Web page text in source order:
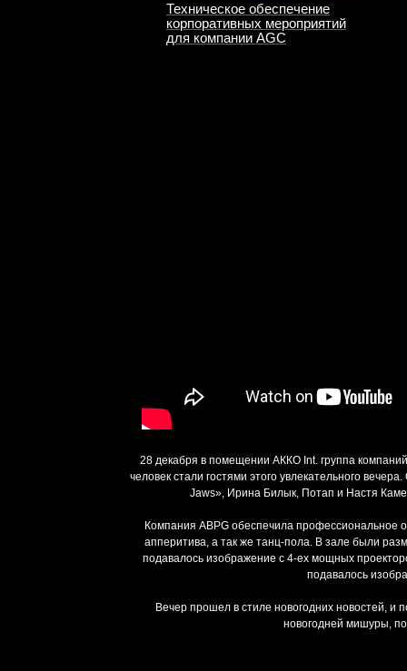
Техническое обеспечение
корпоративных мероприятий
для компании AGC
28 декабря в помещении АККО Int. группа
человек стали гостями этого увлекательного
Jaws», Ирина Билык, Потап и Настя
Компания ABPG обеспечила профессиональное
апперитива, а так же танц-пола. В зале были
подавалось изображение с 4-ех мощных
подавалось
Вечер прошел в стиле новогодних новостей, и
новогодней мишуры,